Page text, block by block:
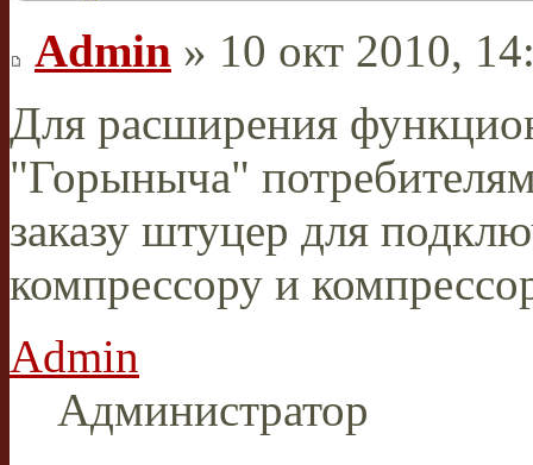
Admin » 10 окт 2010,
Для расширения
"Горыныча"
заказу штуцер для
компрессору и
Admin
Администратор